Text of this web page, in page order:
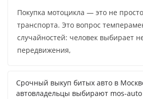
Покупка мотоцикла — это не
транспорта. Это вопрос
случайностей: человек выбирает
передвижения,
Срочный выкуп битых авто в
автовладельцы выбирают mos-auto